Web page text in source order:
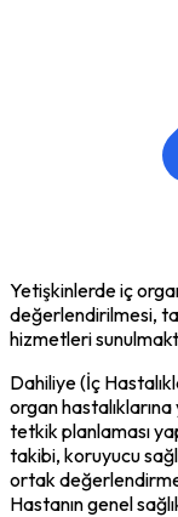
Yetişkinlerde iç
değerlendirilmesi,
hizmetleri
Dahiliye (İç
organ
tetkik planlaması
takibi, koruyucu
ortak
Hastanın genel